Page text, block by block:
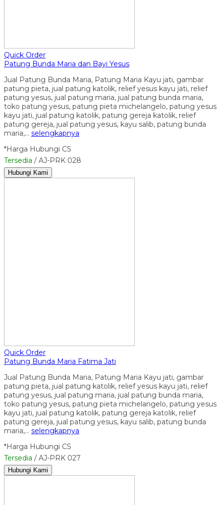
Quick Order
Patung Bunda Maria dan Bayi Yesus
Jual Patung Bunda Maria, Patung Maria Kayu jati, gambar
patung pieta, jual patung katolik, relief yesus kayu jati, relief
patung yesus, jual patung maria, jual patung bunda maria,
toko patung yesus, patung pieta michelangelo, patung yesus
kayu jati, jual patung katolik, patung gereja katolik, relief
patung gereja, jual patung yesus, kayu salib, patung bunda
maria,… selengkapnya
*Harga Hubungi CS
Tersedia / AJ-PRK 028
Hubungi Kami
Quick Order
Patung Bunda Maria Fatima Jati
Jual Patung Bunda Maria, Patung Maria Kayu jati, gambar
patung pieta, jual patung katolik, relief yesus kayu jati, relief
patung yesus, jual patung maria, jual patung bunda maria,
toko patung yesus, patung pieta michelangelo, patung yesus
kayu jati, jual patung katolik, patung gereja katolik, relief
patung gereja, jual patung yesus, kayu salib, patung bunda
maria,… selengkapnya
*Harga Hubungi CS
Tersedia / AJ-PRK 027
Hubungi Kami